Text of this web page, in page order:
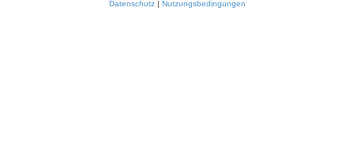
Datenschutz| Nutzungsbedingungen